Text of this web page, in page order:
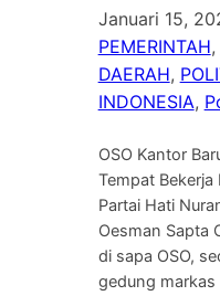
Januari 15,
PEMERINTAH,
DAERAH,
INDONESIA,
OSO Kantor
Tempat Bekerja
Partai Hati
Oesman Sapta
di sapa OSO,
gedung markas